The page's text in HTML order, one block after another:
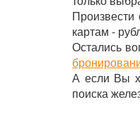
картам -
Остались
А если Вы
поиска